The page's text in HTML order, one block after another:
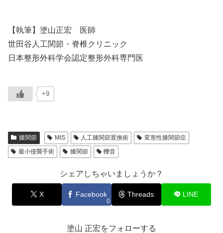
【執筆】塗山正宏 医師
世田谷人工関節・脊椎クリニック
日本整形外科学会認定整形外科専門医
+9
膝関節 MIS 人工膝関節置換術
変形性膝関節症
最小侵襲手術
膝関節 轢音
シェアしちゃいましょうか？
X Facebook
0
Threads LINE
塗山 正宏をフォローする